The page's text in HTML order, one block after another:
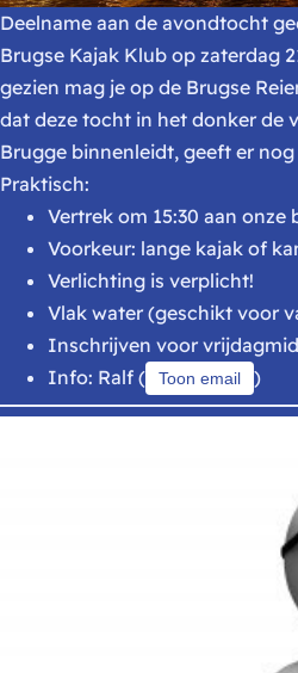
Deelname aan de avondtocht
Brugse Kajak Klub op zaterdag
gezien mag je op de Brugse
dat deze tocht in het donker de
Brugge binnenleidt, geeft er
Praktisch:
Vertrek om 15:30 aan onze
Voorkeur: lange kajak of
Verlichting is verplicht!
Vlak water (geschikt voor
Inschrijven voor
Info: Ralf (
Toon email )